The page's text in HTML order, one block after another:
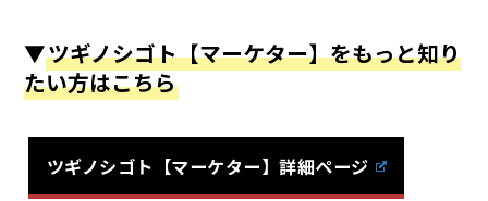
▼ツギノシゴト【マーケター】をもっと知り
たい方はこちら
ツギノシゴト【マーケター】詳細ページ